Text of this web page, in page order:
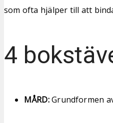
som ofta hjälper till att
4
MÅRD:Grundformen